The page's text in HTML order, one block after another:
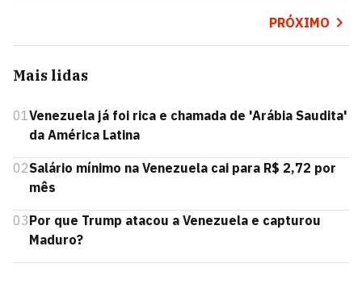
PRÓXIMO
Mais lidas
01 Venezuela já foi rica e chamada de 'Arábia Saudita'
da América Latina
02Salário mínimo na Venezuela cai para R$ 2,72 por
mês
03Por que Trump atacou a Venezuela e capturou
Maduro?